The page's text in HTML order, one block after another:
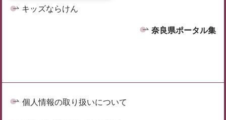
キッズならけん
奈良県ポータル集
個人情報の取り扱いについて